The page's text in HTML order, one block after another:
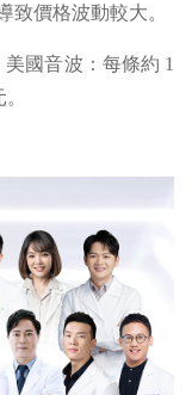
致價格波動較大。
國音波：每條約 1